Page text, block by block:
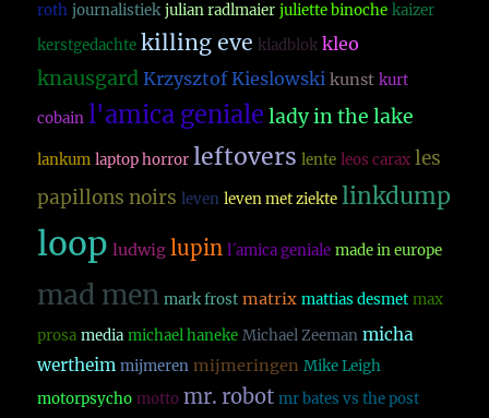
roth journalistiek julian radlmaier juliette binoche kaizer
kerstgedachte killing eve kladblok kleo
knausgard Krzysztof Kieslowski kunst kurt
cobain l'amica geniale lady in the lake
lankum laptop horror leftovers lente leos carax les
papillons noirs leven leven met ziekte linkdump
loop ludwig lupin l´amica geniale made in europe
mad men mark frost matrix mattias desmet max
prosa media michael haneke Michael Zeeman micha
wertheim mijmeren mijmeringen Mike Leigh
motorpsycho motto mr. robot mr bates vs the post